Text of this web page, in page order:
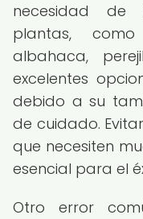
necesidad de
plantas,
albahaca,
excelentes
debido a su
de cuidado.
que necesiten
esencial para el
Otro error